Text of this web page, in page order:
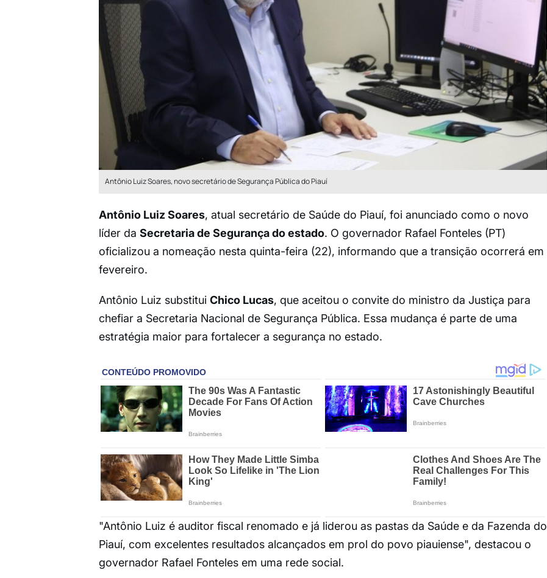
Antônio Luiz Soares, novo secretário de Segurança Pública do Piauí
Antônio Luiz Soares, atual secretário de Saúde do Piauí, foi anunciado como o novo
líder da Secretaria de Segurança do estado. O governador Rafael Fonteles (PT)
oficializou a nomeação nesta quinta-feira (22), informando que a transição ocorrerá em
fevereiro.
Antônio Luiz substitui Chico Lucas, que aceitou o convite do ministro da Justiça para
chefiar a Secretaria Nacional de Segurança Pública. Essa mudança é parte de uma
estratégia maior para fortalecer a segurança no estado.
"Antônio Luiz é auditor fiscal renomado e já liderou as pastas da Saúde e da Fazenda do
Piauí, com excelentes resultados alcançados em prol do povo piauiense", destacou o
governador Rafael Fonteles em uma rede social.